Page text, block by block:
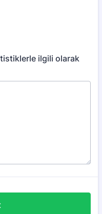
ilgili olarak